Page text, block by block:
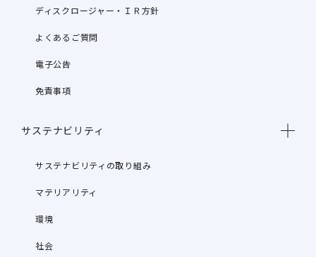
ディスクロージャー・ＩＲ方針
よくあるご質問
電子公告
免責事項
サステナビリティ
サステナビリティの取り組み
マテリアリティ
環境
社会